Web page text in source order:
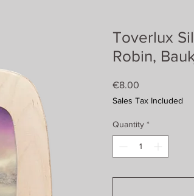
Toverlux
Robin,
€8.00
Sales Tax Included
Quantity *